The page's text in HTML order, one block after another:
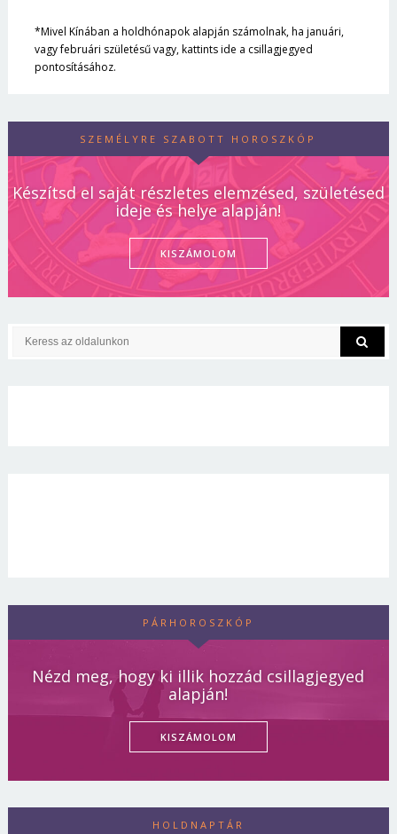
*Mivel Kínában a holdhónapok alapján számolnak, ha januári,
vagy februári születésű vagy, kattints ide a csillagjegyed
pontosításához.
SZEMÉLYRE SZABOTT HOROSZKÓP
Készítsd el saját részletes elemzésed, születésed
ideje és helye alapján!
KISZÁMOLOM
PÁRHOROSZKÓP
Nézd meg, hogy ki illik hozzád csillagjegyed
alapján!
KISZÁMOLOM
HOLDNAPTÁR